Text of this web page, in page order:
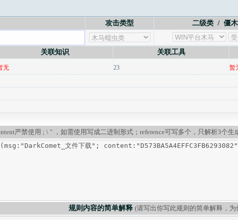
攻击类型 二级类 / 僵
关联知识 关联工具
无 23 暂
严禁使用 ; \ " ，如需使用写成二进制形式；reference可写多个，只解析3个
规则内容的简单解释 (请写出你写此规则的简单解释，